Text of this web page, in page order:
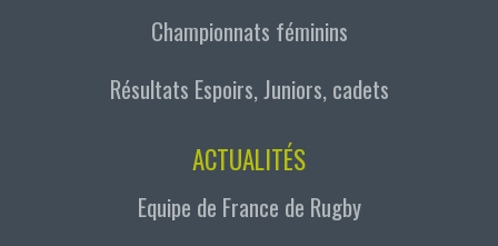
Championnats féminins
Résultats Espoirs, Juniors, cadets
ACTUALITÉS
Equipe de France de Rugby